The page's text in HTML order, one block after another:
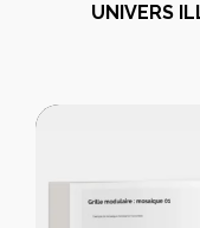
UNIVERS